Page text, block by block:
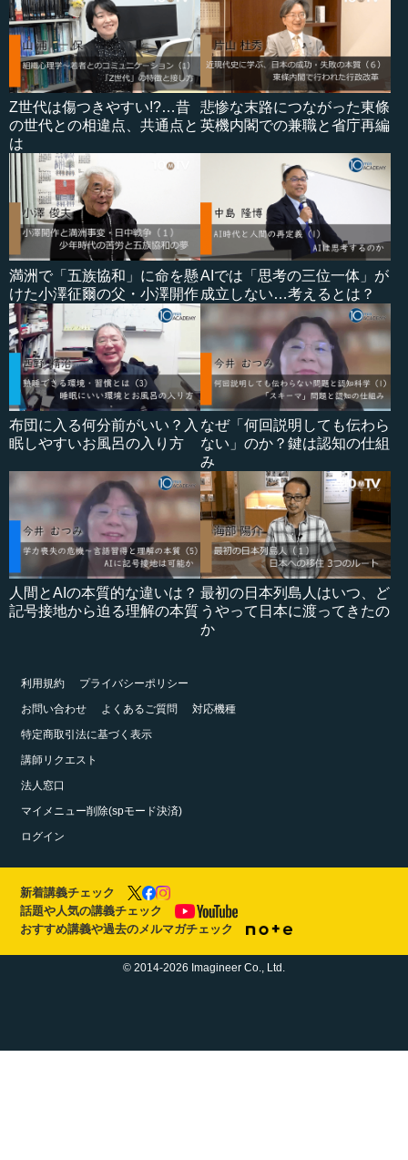
Z世代は傷つきやすい!?…昔
の世代との相違点、共通点と
は
悲惨な末路につながった東條
英機内閣での兼職と省庁再編
満洲で「五族協和」に命を懸
けた小澤征爾の父・小澤開作
AIでは「思考の三位一体」が
成立しない…考えるとは？
布団に入る何分前がいい？入
眠しやすいお風呂の入り方
なぜ「何回説明しても伝わら
ない」のか？鍵は認知の仕組
み
人間とAIの本質的な違いは？
記号接地から迫る理解の本質
最初の日本列島人はいつ、ど
うやって日本に渡ってきたの
か
利用規約
プライバシーポリシー
お問い合わせ
よくあるご質問
対応機種
特定商取引法に基づく表示
講師リクエスト
法人窓口
マイメニュー削除(spモード決済)
ログイン
新着講義チェック
話題や人気の講義チェック
おすすめ講義や過去のメルマガチェック
© 2014-2026 Imagineer Co., Ltd.